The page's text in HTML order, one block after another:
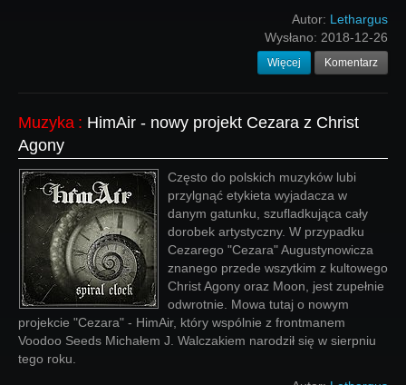
Autor: Lethargus
Wysłano: 2018-12-26
Więcej Komentarz
Muzyka : HimAir - nowy projekt Cezara z Christ
Agony
Często do polskich muzyków lubi
przylgnąć etykieta wyjadacza w
danym gatunku, szufladkująca cały
dorobek artystyczny. W przypadku
Cezarego "Cezara" Augustynowicza
znanego przede wszytkim z kultowego
Christ Agony oraz Moon, jest zupełnie
odwrotnie. Mowa tutaj o nowym
projekcie "Cezara" - HimAir, który wspólnie z frontmanem
Voodoo Seeds Michałem J. Walczakiem narodził się w sierpniu
tego roku.